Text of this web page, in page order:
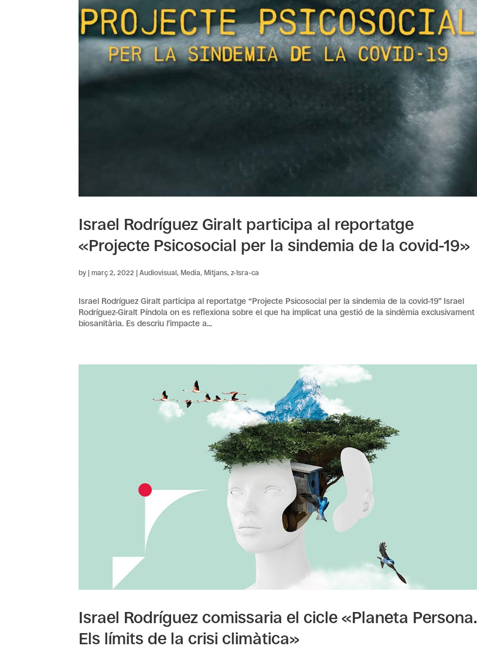
Israel Rodríguez Giralt participa al reportatge
«Projecte Psicosocial per la sindemia de la covid-19»
by |març 2, 2022 |Audiovisual, Media, Mitjans,z-Isra-ca
Israel Rodríguez Giralt participa al reportatge “Projecte Psicosocial per la sindemia de la covid-19” Israel
Rodríguez-Giralt Píndola on es reflexiona sobre el que ha implicat una gestió de la sindèmia exclusivament
biosanitària. Es descriu l’impacte a...
Israel Rodríguez comissaria el cicle «Planeta Persona.
Els límits de la crisi climàtica»